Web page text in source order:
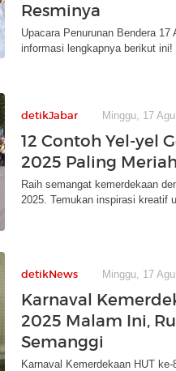
Resminya
Upacara Penurunan Bendera
informasi lengkapnya berikut ini!
detikJabar Minggu, 17
12 Contoh Yel-yel
2025 Paling
Raih semangat kemerdekaan
2025. Temukan inspirasi kreatif
detikNews Minggu, 17
Karnaval
2025 Malam Ini,
Semanggi
Karnaval Kemerdekaan HUT